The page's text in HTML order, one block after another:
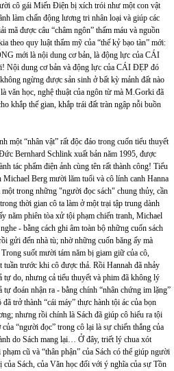
cô gái Miến Điện bị xích trói như một con vật
làm chấn động lương tri nhân loại và giúp các
mã được câu “châm ngôn” thấm máu và nguồn
theo quy luật thẩm mỹ của “thế kỷ bạo tàn” mới:
mới là nội dung cơ bản, là động lực của CÁI
Nội dung cơ bản và động lực của CÁI ĐẸP đó
ngừng được sản sinh ở bất kỳ mảnh đất nào
văn học, nghệ thuật của ngôn từ mà M.Gorki đã
khắp thế gian, khắp trái đất tràn ngập nỗi buồn
một “nhân vật” rất độc đáo trong cuốn tiểu thuyết
Bernhard Schlink xuất bản năm 1995, được
tác phẩm điện ảnh cùng tên rất thành công! Tiểu
Berg mười lăm tuổi và cô lính canh Hanna
trong những "người đọc sách" chung thủy, cần
thời gian cô ta làm ở một trại tập trung dành
năm phiên tòa xử tội phạm chiến tranh, Michael
- bằng cách ghi âm toàn bộ những cuốn sách
gửi đến nhà tù; nhờ những cuốn băng ấy mà
suốt mười tám năm bị giam giữ của cô,
trước khi cô được thả. Rồi Hannah đã nhảy
tự do, nhưng cả tiểu thuyết và phim đã không lý
đoán nhận ra - bằng chính “nhân chứng im lặng”
trở thành “cái máy” thực hành tội ác của bọn
nhưng rồi chính là Sách đã giúp cô hiểu ra tội
“người đọc” trong cô lại là sự chiến thắng của
do Sách mang lại… Ở đây, triết lý chua xót
cũ và “thân phận” của Sách có thể giúp người
Sách, của Văn học đối với ý nghĩa của sự Tồn